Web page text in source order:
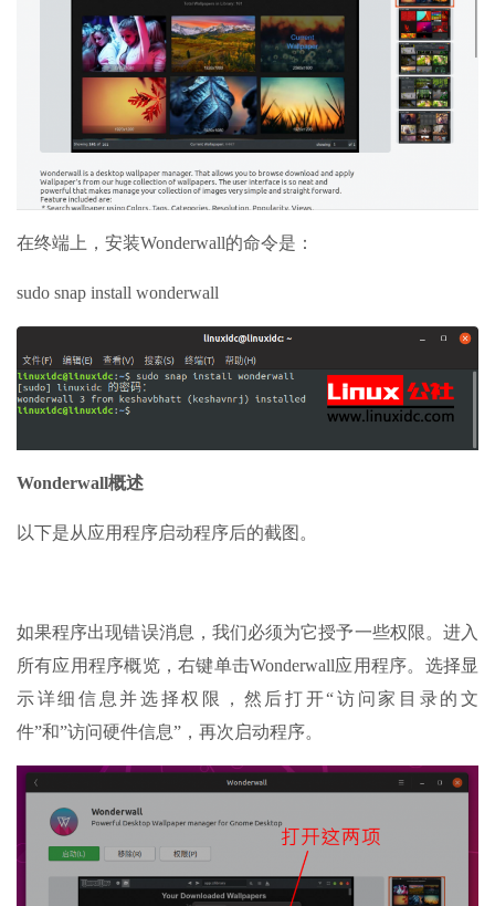
在终端上，安装Wonderwall的命令是：
sudo snap install wonderwall
Wonderwall概述
以下是从应用程序启动程序后的截图。
如果程序出现错误消息，我们必须为它授予一些权限。进入
所有应用程序概览，右键单击Wonderwall应用程序。选择显
示详细信息并选择权限，然后打开“访问家目录的文
件”和”访问硬件信息”，再次启动程序。